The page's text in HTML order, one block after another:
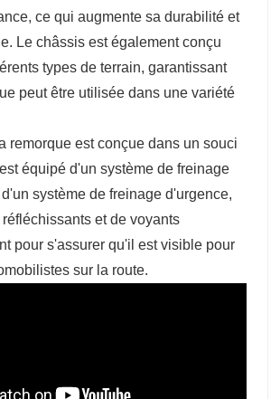
ce qui augmente sa durabilité et
Le châssis est également conçu
types de terrain, garantissant
peut être utilisée dans une variété
remorque est conçue dans un souci
équipé d'un système de freinage
système de freinage d'urgence,
et de voyants
pour s'assurer qu'il est visible pour
sur la route.